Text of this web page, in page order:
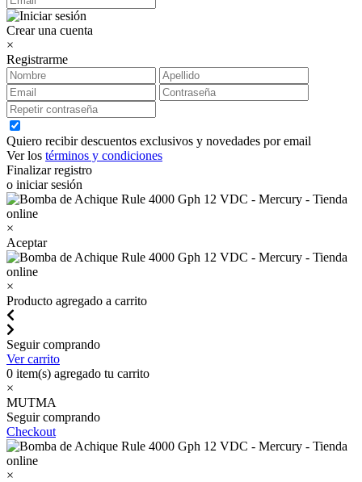
Crear una cuenta
×
Registrarme
Quiero recibir descuentos exclusivos y novedades por email
Ver los términos y condiciones
Finalizar registro
o iniciar sesión
×
Aceptar
×
Producto agregado a carrito
Seguir comprando
Ver carrito
0 item(s) agregado tu carrito
×
MUTMA
Seguir comprando
Checkout
×